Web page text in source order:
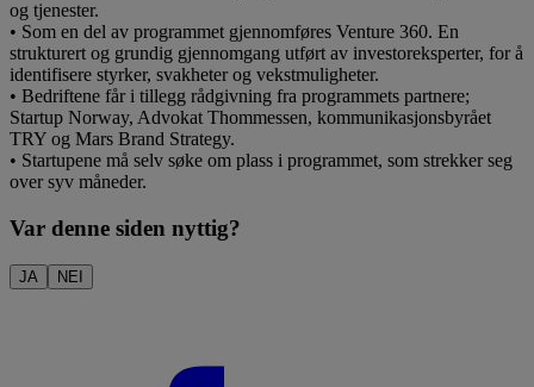
og tjenester.
• Som en del av programmet gjennomføres Venture 360. En
strukturert og grundig gjennomgang utført av investoreksperter, for å
identifisere styrker, svakheter og vekstmuligheter.
• Bedriftene får i tillegg rådgivning fra programmets partnere;
Startup Norway, Advokat Thommessen, kommunikasjonsbyrået
TRY og Mars Brand Strategy.
• Startupene må selv søke om plass i programmet, som strekker seg
over syv måneder.
Var denne siden nyttig?
JA NEI